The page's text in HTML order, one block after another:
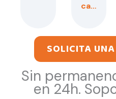
ca…
SOLICITA
Sin
en 24h.